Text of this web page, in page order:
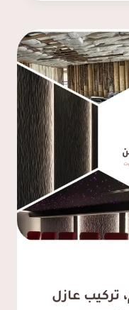
تركيب عازل